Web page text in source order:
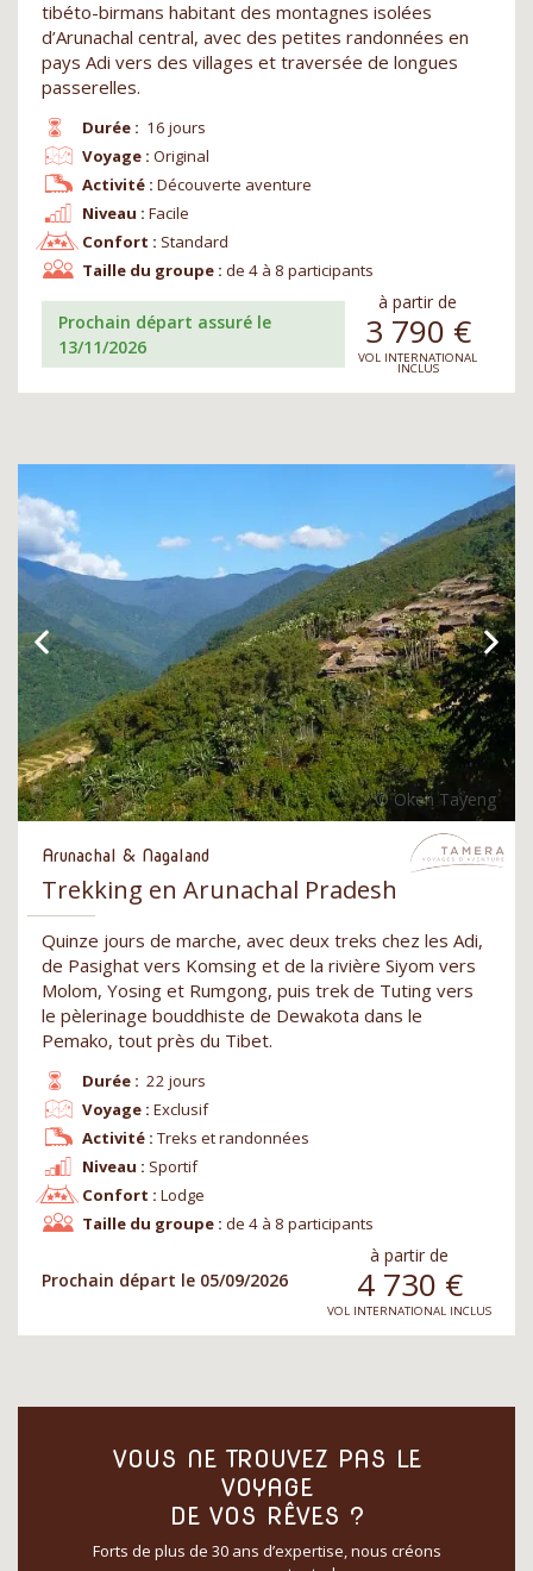
tibéto-birmans habitant des montagnes isolées
d’Arunachal central, avec des petites randonnées en
pays Adi vers des villages et traversée de longues
passerelles.
Durée : 16 jours
Niveau : Facile
Voyage : Original
Confort : Standard
Activité : Découverte aventure
Taille du groupe : de 4 à 8 participants
Prochain départ assuré le
13/11/2026
à partir de
3 790 €
VOL INTERNATIONAL
INCLUS
Arunachal & Nagaland
Trekking en Arunachal Pradesh
Quinze jours de marche, avec deux treks chez les Adi,
de Pasighat vers Komsing et de la rivière Siyom vers
Molom, Yosing et Rumgong, puis trek de Tuting vers
le pèlerinage bouddhiste de Dewakota dans le
Pemako, tout près du Tibet.
Durée : 22 jours
Niveau : Sportif
Voyage : Exclusif
Confort : Lodge
Activité : Treks et randonnées
Taille du groupe : de 4 à 8 participants
Prochain départ le 05/09/2026
à partir de
4 730 €
VOL INTERNATIONAL INCLUS
VOUS NE TROUVEZ PAS LE
VOYAGE
DE VOS RÊVES ?
Forts de plus de 30 ans d’expertise, nous créons